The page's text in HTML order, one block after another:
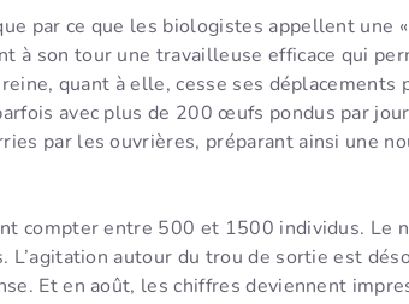
par ce que les biologistes appellent une
à son tour une travailleuse efficace qui
quant à elle, cesse ses déplacements
avec plus de 200 œufs pondus par
par les ouvrières, préparant ainsi une
compter entre 500 et 1500 individus. Le
L’agitation autour du trou de sortie est
Et en août, les chiffres deviennent